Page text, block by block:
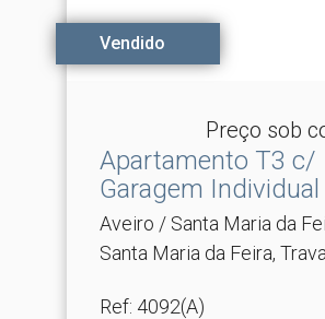
Vendido
Preço sob
Apartamento T3 c/
Garagem Individual
Aveiro / Santa Maria da
Santa Maria da Feira,
Ref: 4092(A)